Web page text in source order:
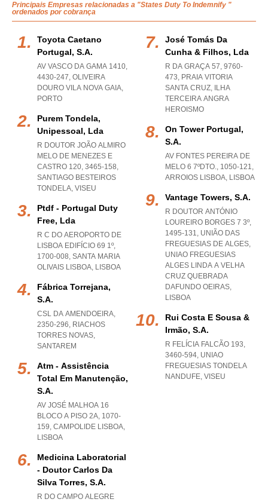
Principais Empresas relacionadas a "States Duty To Indemnify "
ordenados por cobrança
Toyota Caetano
Portugal, S.a.
AV VASCO DA GAMA 1410,
4430-247, OLIVEIRA
DOURO VILA NOVA GAIA,
PORTO
Purem Tondela,
Unipessoal, Lda
R DOUTOR JOÃO ALMIRO
MELO DE MENEZES E
CASTRO 120, 3465-158,
SANTIAGO BESTEIROS
TONDELA, VISEU
Ptdf - Portugal Duty
Free, Lda
R C DO AEROPORTO DE
LISBOA EDIFÍCIO 69 1º,
1700-008, SANTA MARIA
OLIVAIS LISBOA, LISBOA
Fábrica Torrejana,
S.a.
CSL DA AMENDOEIRA,
2350-296, RIACHOS
TORRES NOVAS,
SANTAREM
Atm - Assistência
Total Em Manutenção,
S.a.
AV JOSÉ MALHOA 16
BLOCO A PISO 2A, 1070-
159, CAMPOLIDE LISBOA,
LISBOA
Medicina Laboratorial
- Doutor Carlos Da
Silva Torres, S.a.
R DO CAMPO ALEGRE
José Tomás Da
Cunha & Filhos, Lda
R DA GRAÇA 57, 9760-
473, PRAIA VITORIA
SANTA CRUZ, ILHA
TERCEIRA ANGRA
HEROISMO
On Tower Portugal,
S.a.
AV FONTES PEREIRA DE
MELO 6 7ºDTO., 1050-121,
ARROIOS LISBOA, LISBOA
Vantage Towers, S.a.
R DOUTOR ANTÓNIO
LOUREIRO BORGES 7 3º,
1495-131, UNIÃO DAS
FREGUESIAS DE ALGES,
UNIAO FREGUESIAS
ALGES LINDA A VELHA
CRUZ QUEBRADA
DAFUNDO OEIRAS,
LISBOA
Rui Costa E Sousa &
Irmão, S.a.
R FELÍCIA FALCÃO 193,
3460-594, UNIAO
FREGUESIAS TONDELA
NANDUFE, VISEU